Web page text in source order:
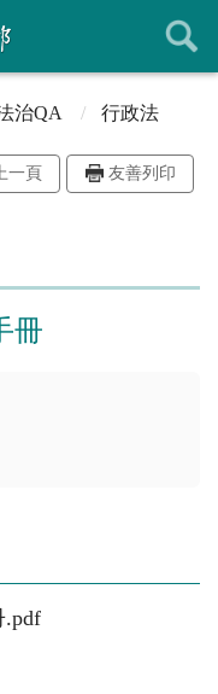
治QA 行政法
一頁 友善列印
冊
.pdf